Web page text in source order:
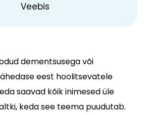
Veebis
dementsusega või
eest hoolitsevatele
saavad kõik inimesed üle
keda see teema puudutab.